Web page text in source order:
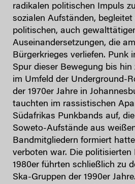
radikalen politischen Impuls
sozialen Aufständen,
politischen, auch
Auseinandersetzungen, die
Bürgerkrieges verliefen. Punk
Spur dieser Bewegung bis
im Umfeld der Underground-
der 1970er Jahre in
tauchten im rassistischen
Südafrikas Punkbands auf,
Soweto-Aufstände aus
Bandmitgliedern formiert
verboten war. Die politisierten
1980er führten schließlich zu
Ska-Gruppen der 1990er